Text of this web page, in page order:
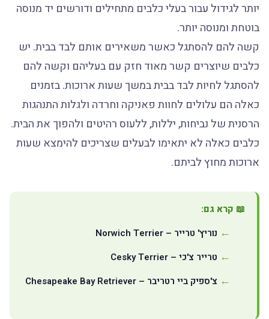
יותר לגידול עבור בעלי כלבים מתחילים ודורשים יד מנוסה
בוטחת ומנוסה יותר.
קשה להם להסתגל כאשר משאירים אותם לבד בבית. יש
כלבים שיוצרים קשר מאוד חזק עם בעליהם וקשה להם
להסתגל לחיות לבד בבית במשך שעות ארוכות. בזמנים
כאלה הם עלולים לחוות פאניקה וחרדה ולגלות התנהגות
הרסנית של נביחות, יללות, ללעוס רהיטים ולהפוך את הבית.
כלבים כאלה לא יתאימו לבעלים שצריכים להימצא שעות
ארוכות מחוץ לביתם.
📖 קרא גם:
נוריץ' טרייר – Norwich Terrier
טרייר צ'כי – Cesky Terrier
צ'ספיק ביי רטריבר – Chesapeake Bay Retriever